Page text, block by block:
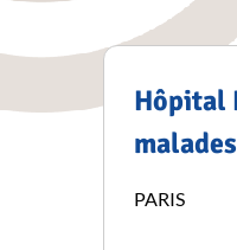
Hôpital
PARIS